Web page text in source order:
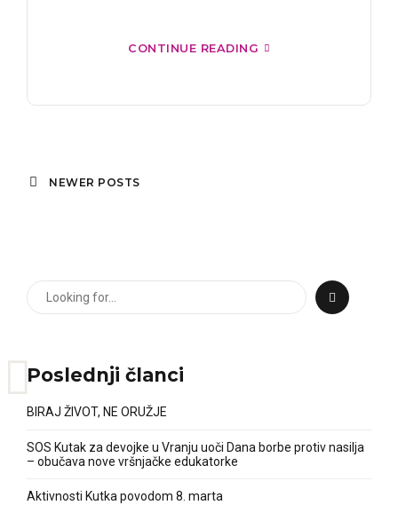
CONTINUE READING
NEWER POSTS
Poslednji članci
BIRAJ ŽIVOT, NE ORUŽJE
SOS Kutak za devojke u Vranju uoči Dana borbe protiv nasilјa
– obučava nove vršnjačke edukatorke
Aktivnosti Kutka povodom 8. marta